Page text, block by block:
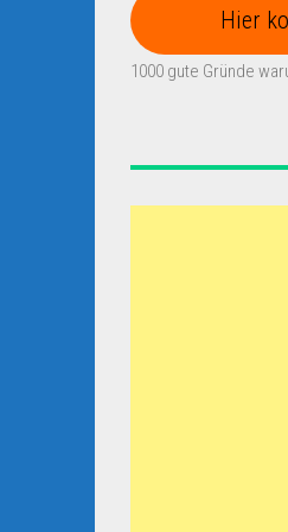
Hier
1000 gute Gründe